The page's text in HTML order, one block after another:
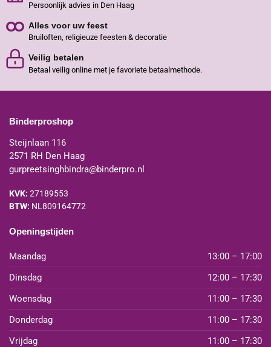
Persoonlijk advies in Den Haag
Alles voor uw feest
Bruiloften, religieuze feesten & decoratie
Veilig betalen
Betaal veilig online met je favoriete betaalmethode.
Binderproshop
Steijnlaan 116
2571 RH Den Haag
gurpreetsinghbindra@binderpro.nl
KVK: 27189553
BTW: NL809164772
Openingstijden
Maandag
13:00 – 17:00
Dinsdag
12:00 – 17:30
Woensdag
11:00 – 17:30
Donderdag
11:00 – 17:30
Vrijdag
11:00 – 17:30